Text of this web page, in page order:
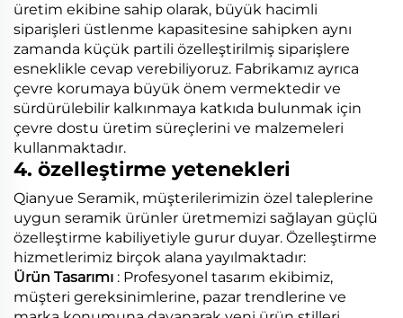
üretim ekibine sahip olarak, büyük hacimli
siparişleri üstlenme kapasitesine sahipken aynı
zamanda küçük partili özelleştirilmiş siparişlere
esneklikle cevap verebiliyoruz. Fabrikamız ayrıca
çevre korumaya büyük önem vermektedir ve
sürdürülebilir kalkınmaya katkıda bulunmak için
çevre dostu üretim süreçlerini ve malzemeleri
kullanmaktadır.
4. özelleştirme yetenekleri
Qianyue Seramik, müşterilerimizin özel taleplerine
uygun seramik ürünler üretmemizi sağlayan güçlü
özelleştirme kabiliyetiyle gurur duyar. Özelleştirme
hizmetlerimiz birçok alana yayılmaktadır:
Ürün Tasarımı : Profesyonel tasarım ekibimiz,
müşteri gereksinimlerine, pazar trendlerine ve